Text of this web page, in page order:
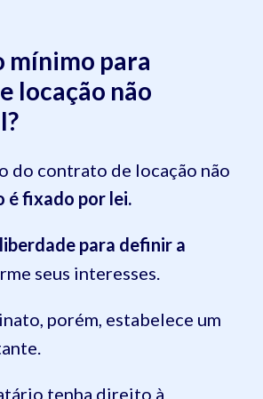
mínimo para
locação não
do contrato de locação não
é fixado por lei.
para definir a
seus interesses.
porém, estabelece um
tenha direito à